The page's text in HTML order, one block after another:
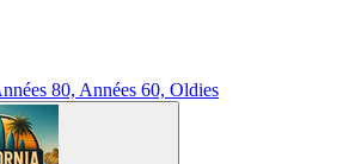
80, Années 60, Oldies